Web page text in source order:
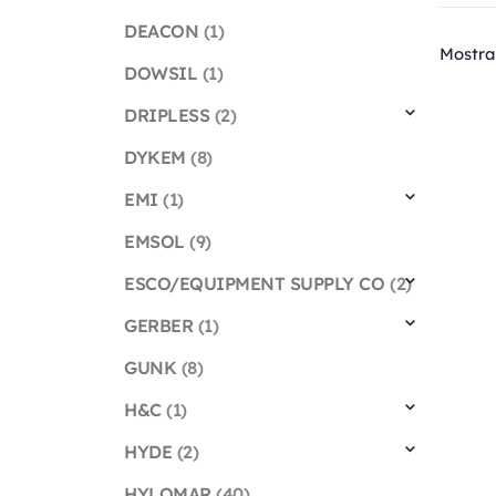
DEACON (1)
DOWSIL (1)
DRIPLESS (2)
DYKEM (8)
EMI (1)
EMSOL (9)
ESCO/EQUIPMENT SUPPLY CO (2)
GERBER (1)
GUNK (8)
H&C (1)
HYDE (2)